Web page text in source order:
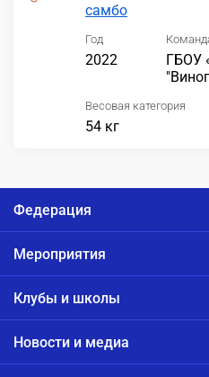
самбо
Год
2022
ГБОУ
Весовая категория
54 кг
Федерация
Мероприятия
Клубы и школы
Новости и медиа